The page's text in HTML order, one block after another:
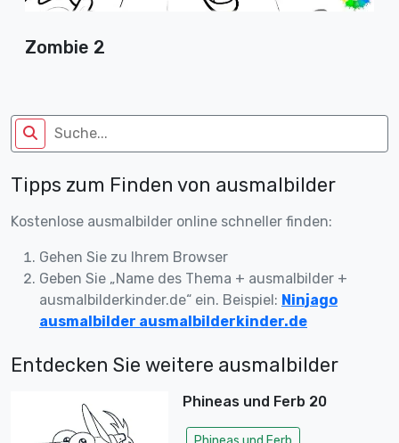
Zombie 2
Tipps zum Finden von ausmalbilder
Kostenlose ausmalbilder online schneller finden:
Gehen Sie zu Ihrem Browser
Geben Sie „Name des Thema + ausmalbilder +
ausmalbilderkinder.de“ ein. Beispiel: Ninjago
ausmalbilder ausmalbilderkinder.de
Entdecken Sie weitere ausmalbilder
Phineas und Ferb 20